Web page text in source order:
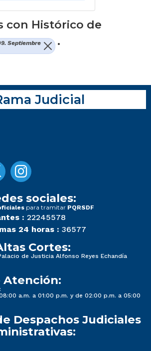
con Histórico de
Septiembre .
Judicial
sociales:
para tramitar PQRSDF
: 22245578
24 horas : 36577
Cortes:
de Justicia Alfonso Reyes Echandía
Atención:
a.m. a 01:00 p.m. y de 02:00 p.m. a 05:00
Despachos Judiciales